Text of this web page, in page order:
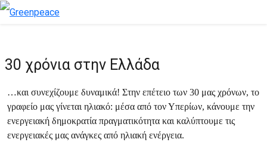
30 χρόνια στην Ελλάδα
…και συνεχίζουμε δυναμικά! Στην επέτειο των 30 μας χρόνων, το
γραφείο μας γίνεται ηλιακό: μέσα από τον Υπερίων, κάνουμε την
ενεργειακή δημοκρατία πραγματικότητα και καλύπτουμε τις
ενεργειακές μας ανάγκες από ηλιακή ενέργεια.